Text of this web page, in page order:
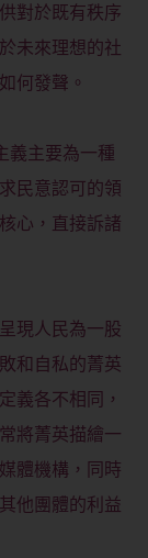
對於既有秩序
未來理想的社
何發聲。
義主要為一種
民意認可的領
心，直接訴諸
現人民為一股
和自私的菁英
義各不相同，
將菁英描繪一
體機構，同時
他團體的利益